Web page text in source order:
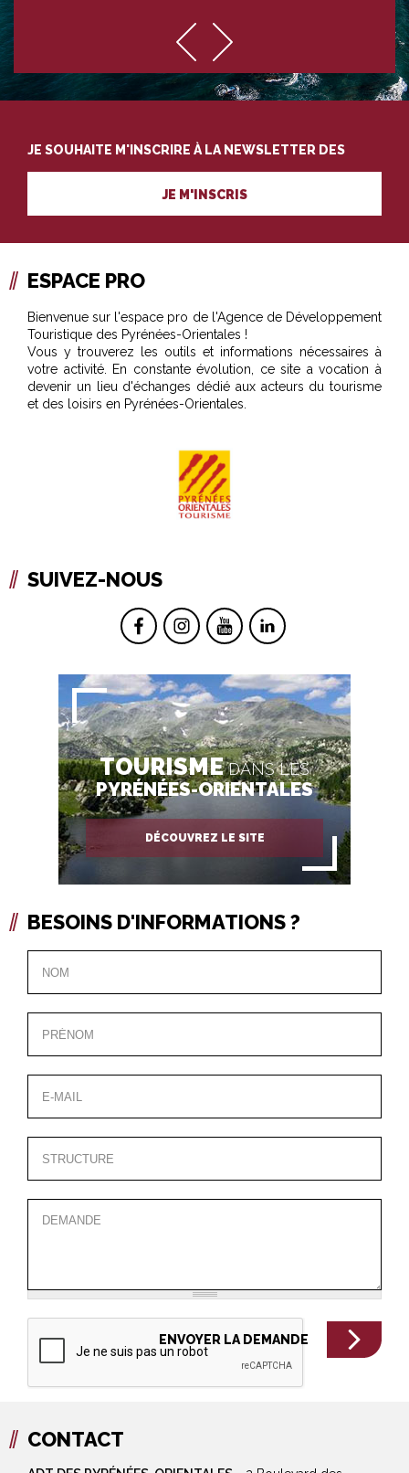
JE SOUHAITE M'INSCRIRE À LA NEWSLETTER DES
PROFESSIONNELS DU TOURISME
JE M'INSCRIS
ESPACE PRO
Bienvenue sur l'espace pro de l'Agence de Développement
Touristique des Pyrénées-Orientales !
Vous y trouverez les outils et informations nécessaires à
votre activité. En constante évolution, ce site a vocation à
devenir un lieu d'échanges dédié aux acteurs du tourisme
et des loisirs en Pyrénées-Orientales.
SUIVEZ-NOUS
TOURISMEDANS LES
PYRÉNÉES-ORIENTALES
DÉCOUVREZ LE SITE
BESOINS D'INFORMATIONS ?
CONTACT